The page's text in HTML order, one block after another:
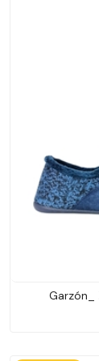
Garzón_